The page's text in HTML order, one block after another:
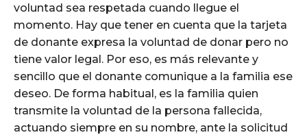
voluntad sea respetada cuando llegue el
momento. Hay que tener en cuenta que la tarjeta
de donante expresa la voluntad de donar pero no
tiene valor legal. Por eso, es más relevante y
sencillo que el donante comunique a la familia ese
deseo. De forma habitual, es la familia quien
transmite la voluntad de la persona fallecida,
actuando siempre en su nombre, ante la solicitud